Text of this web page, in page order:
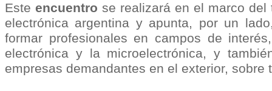
Este encuentro se realizará en el marco
electrónica argentina y apunta, por un
formar profesionales en campos de
electrónica y la microelectrónica, y
empresas demandantes en el exterior, sobre